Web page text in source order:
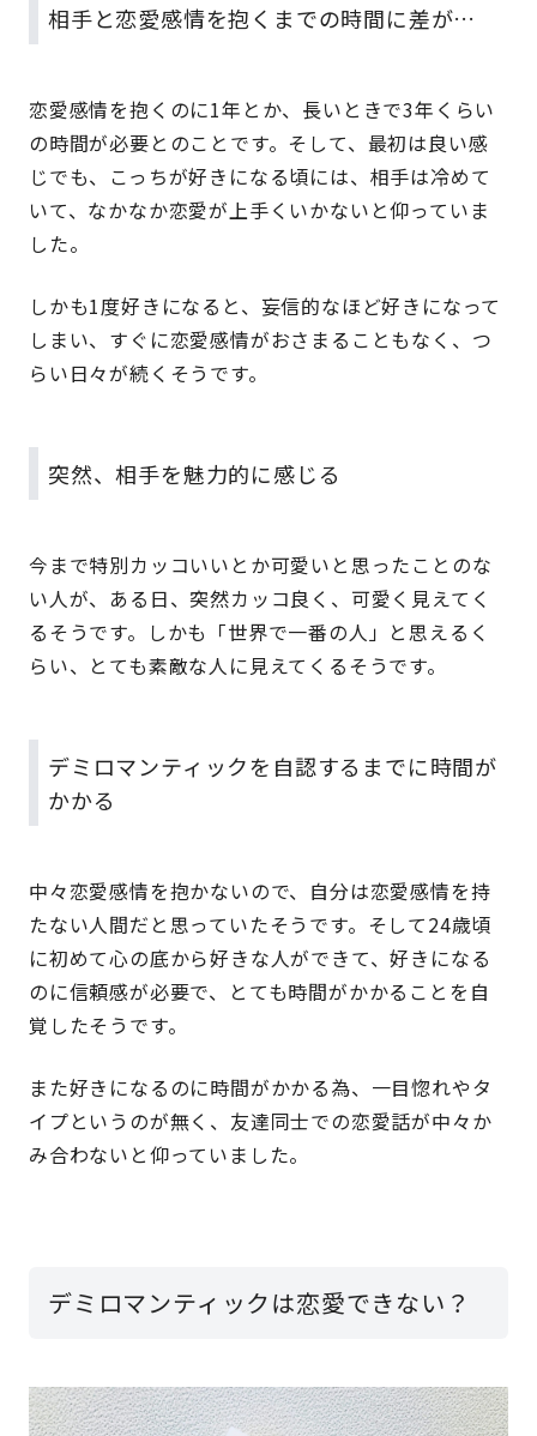
相手と恋愛感情を抱くまでの時間に差が…
恋愛感情を抱くのに1年とか、長いときで3年くらい
の時間が必要とのことです。そして、最初は良い感
じでも、こっちが好きになる頃には、相手は冷めて
いて、なかなか恋愛が上手くいかないと仰っていま
した。
しかも1度好きになると、妄信的なほど好きになって
しまい、すぐに恋愛感情がおさまることもなく、つ
らい日々が続くそうです。
突然、相手を魅力的に感じる
今まで特別カッコいいとか可愛いと思ったことのな
い人が、ある日、突然カッコ良く、可愛く見えてく
るそうです。しかも「世界で一番の人」と思えるく
らい、とても素敵な人に見えてくるそうです。
デミロマンティックを自認するまでに時間が
かかる
中々恋愛感情を抱かないので、自分は恋愛感情を持
たない人間だと思っていたそうです。そして24歳頃
に初めて心の底から好きな人ができて、好きになる
のに信頼感が必要で、とても時間がかかることを自
覚したそうです。
また好きになるのに時間がかかる為、一目惚れやタ
イプというのが無く、友達同士での恋愛話が中々か
み合わないと仰っていました。
デミロマンティックは恋愛できない？